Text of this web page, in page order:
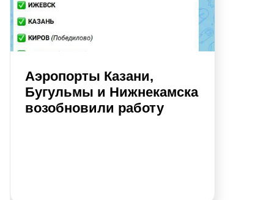
Аэропорты Казани,
Бугульмы и Нижнекамска
возобновили работу